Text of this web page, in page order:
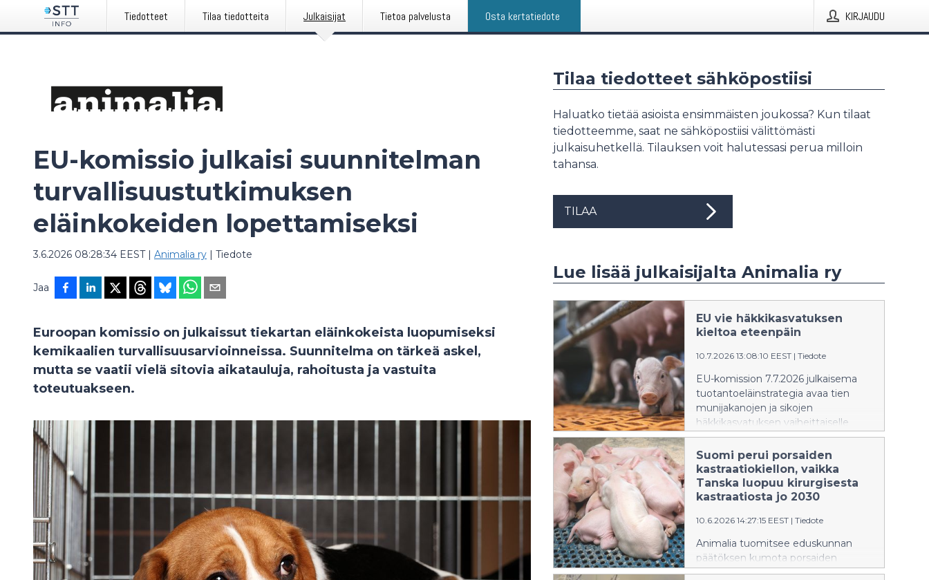
Tiedotteet Tilaa tiedotteita Julkaisijat Tietoa palvelusta Osta kertatiedote KIRJAUDU
EU-komissio julkaisi suunnitelman
turvallisuustutkimuksen
eläinkokeiden lopettamiseksi
3.6.2026 08:28:34 EEST| Animalia ry | Tiedote
Jaa
Euroopan komissio on julkaissut tiekartan eläinkokeista luopumiseksi
kemikaalien turvallisuusarvioinneissa. Suunnitelma on tärkeä askel,
mutta se vaatii vielä sitovia aikatauluja, rahoitusta ja vastuita
toteutuakseen.
Tilaa tiedotteet sähköpostiisi
Haluatko tietää asioista ensimmäisten joukossa? Kun tilaat
tiedotteemme, saat ne sähköpostiisi välittömästi
julkaisuhetkellä. Tilauksen voit halutessasi perua milloin
tahansa.
TILAA
Lue lisää julkaisijalta Animalia ry
EU vie häkkikasvatuksen
kieltoa eteenpäin
10.7.2026 13:08:10 EEST | Tiedote
EU-komission 7.7.2026 julkaisema
tuotantoeläinstrategia avaa tien
munijakanojen ja sikojen
häkkikasvatuksen vaiheittaiselle
alasajolle. Komissio aikoo antaa
munijakanoja ja broilereita koskevan
lainsäädäntöesityksen vuoden 2026
loppuun mennessä ja sikoja
koskevan ehdotuksen vuoden 2027
Suomi perui porsaiden
kastraatiokiellon, vaikka
Tanska luopuu kirurgisesta
kastraatiosta jo 2030
10.6.2026 14:27:15 EEST | Tiedote
Animalia tuomitsee eduskunnan
päätöksen kumota porsaiden
kirurgisen kastraation kielto.